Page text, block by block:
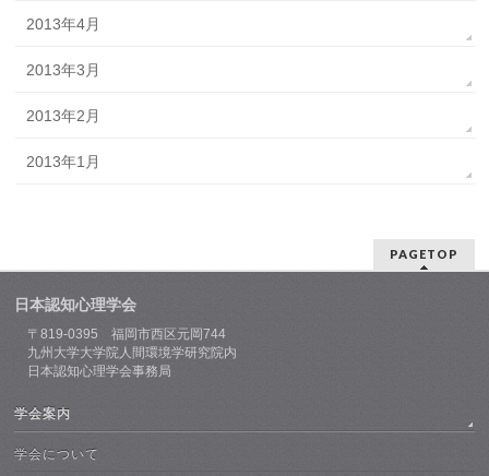
2013年4月
2013年3月
2013年2月
2013年1月
PAGETOP
日本認知心理学会
〒819-0395 福岡市西区元岡744
九州大学大学院人間環境学研究院内
日本認知心理学会事務局
学会案内
学会について